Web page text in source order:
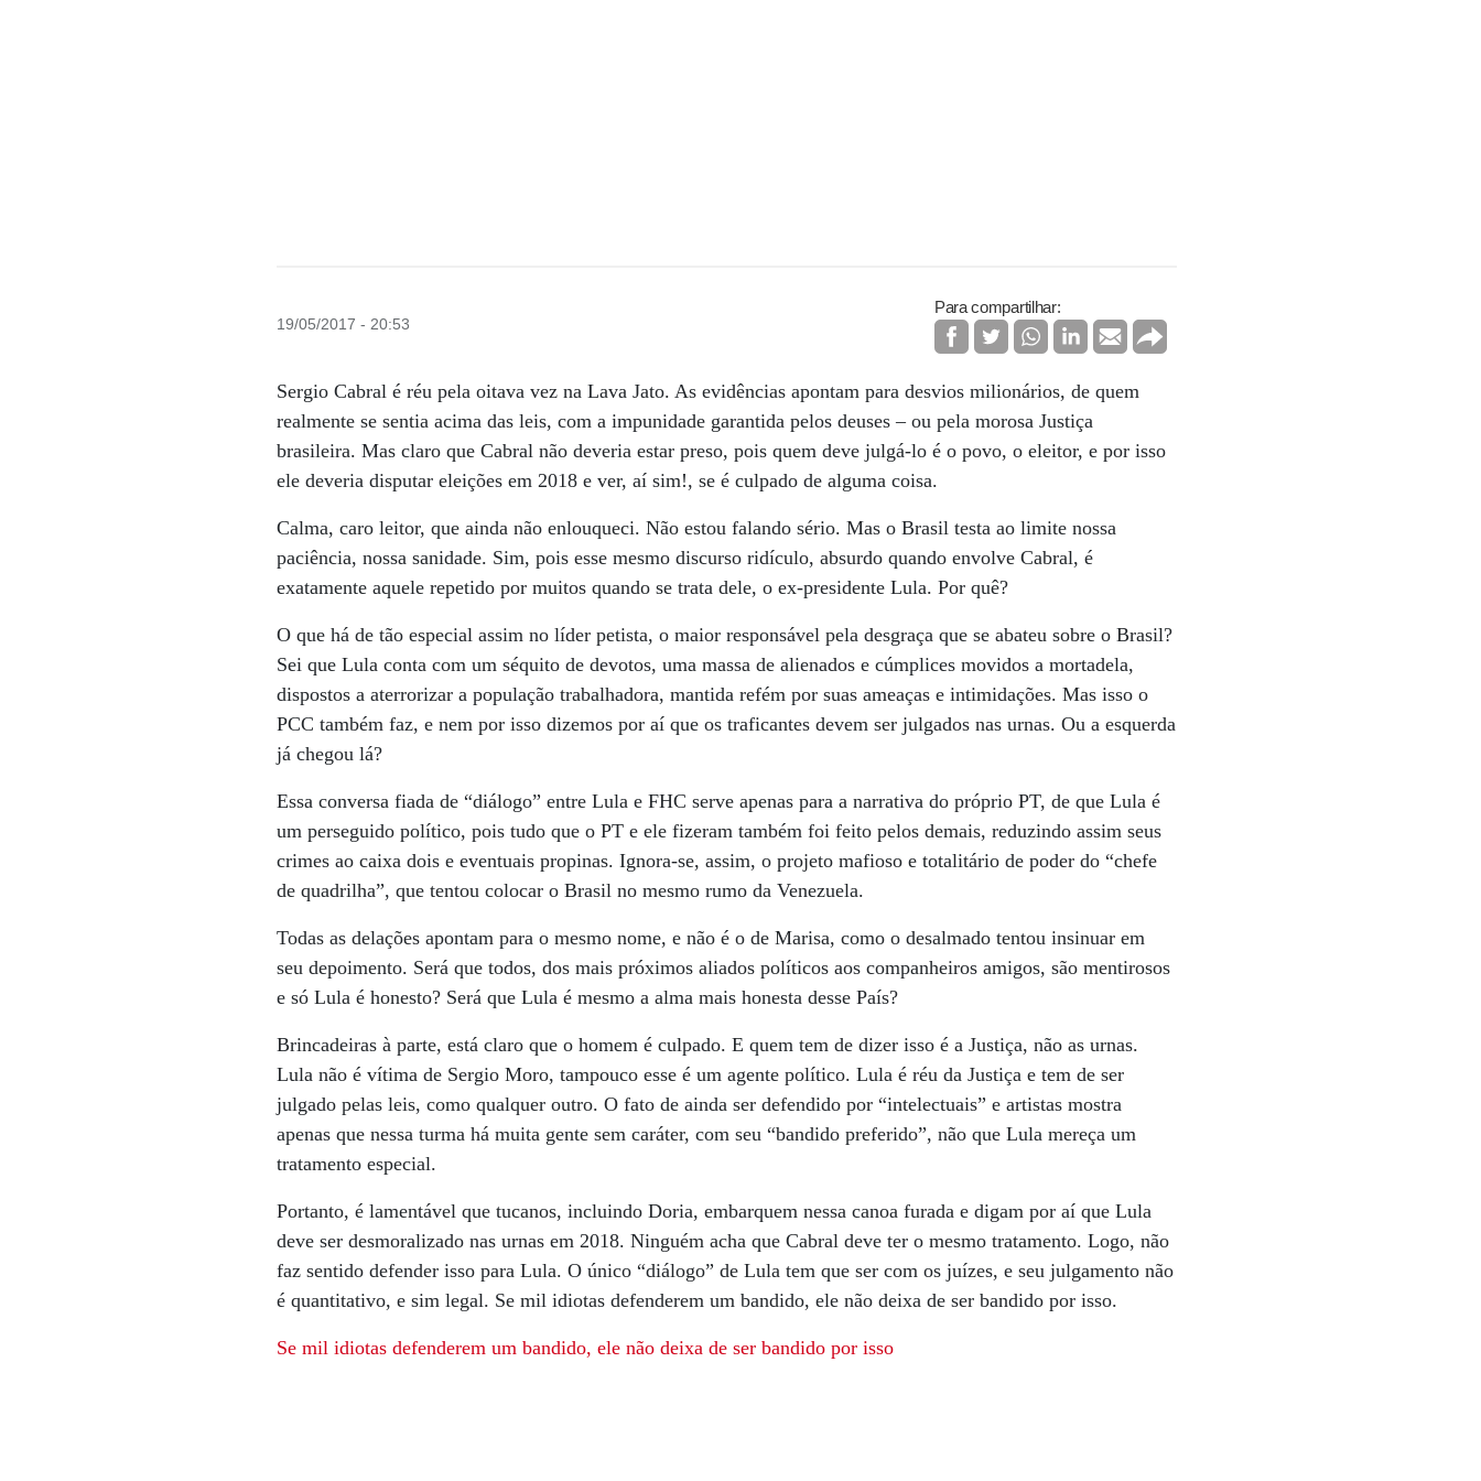
19/05/2017 - 20:53
Para compartilhar:
Sergio Cabral é réu pela oitava vez na Lava Jato. As evidências apontam para desvios milionários, de quem
realmente se sentia acima das leis, com a impunidade garantida pelos deuses – ou pela morosa Justiça
brasileira. Mas claro que Cabral não deveria estar preso, pois quem deve julgá-lo é o povo, o eleitor, e por isso
ele deveria disputar eleições em 2018 e ver, aí sim!, se é culpado de alguma coisa.
Calma, caro leitor, que ainda não enlouqueci. Não estou falando sério. Mas o Brasil testa ao limite nossa
paciência, nossa sanidade. Sim, pois esse mesmo discurso ridículo, absurdo quando envolve Cabral, é
exatamente aquele repetido por muitos quando se trata dele, o ex-presidente Lula. Por quê?
O que há de tão especial assim no líder petista, o maior responsável pela desgraça que se abateu sobre o Brasil?
Sei que Lula conta com um séquito de devotos, uma massa de alienados e cúmplices movidos a mortadela,
dispostos a aterrorizar a população trabalhadora, mantida refém por suas ameaças e intimidações. Mas isso o
PCC também faz, e nem por isso dizemos por aí que os traficantes devem ser julgados nas urnas. Ou a esquerda
já chegou lá?
Essa conversa fiada de “diálogo” entre Lula e FHC serve apenas para a narrativa do próprio PT, de que Lula é
um perseguido político, pois tudo que o PT e ele fizeram também foi feito pelos demais, reduzindo assim seus
crimes ao caixa dois e eventuais propinas. Ignora-se, assim, o projeto mafioso e totalitário de poder do “chefe
de quadrilha”, que tentou colocar o Brasil no mesmo rumo da Venezuela.
Todas as delações apontam para o mesmo nome, e não é o de Marisa, como o desalmado tentou insinuar em
seu depoimento. Será que todos, dos mais próximos aliados políticos aos companheiros amigos, são mentirosos
e só Lula é honesto? Será que Lula é mesmo a alma mais honesta desse País?
Brincadeiras à parte, está claro que o homem é culpado. E quem tem de dizer isso é a Justiça, não as urnas.
Lula não é vítima de Sergio Moro, tampouco esse é um agente político. Lula é réu da Justiça e tem de ser
julgado pelas leis, como qualquer outro. O fato de ainda ser defendido por “intelectuais” e artistas mostra
apenas que nessa turma há muita gente sem caráter, com seu “bandido preferido”, não que Lula mereça um
tratamento especial.
Portanto, é lamentável que tucanos, incluindo Doria, embarquem nessa canoa furada e digam por aí que Lula
deve ser desmoralizado nas urnas em 2018. Ninguém acha que Cabral deve ter o mesmo tratamento. Logo, não
faz sentido defender isso para Lula. O único “diálogo” de Lula tem que ser com os juízes, e seu julgamento não
é quantitativo, e sim legal. Se mil idiotas defenderem um bandido, ele não deixa de ser bandido por isso.
Se mil idiotas defenderem um bandido, ele não deixa de ser bandido por isso